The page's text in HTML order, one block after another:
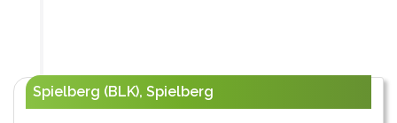
Spielberg (BLK), Spielberg